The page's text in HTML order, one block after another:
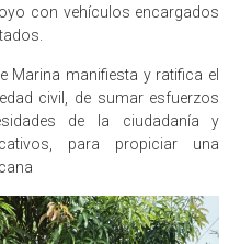
con vehículos encargados
Marina manifiesta y ratifica el
civil, de sumar esfuerzos
de la ciudadanía y
para propiciar una